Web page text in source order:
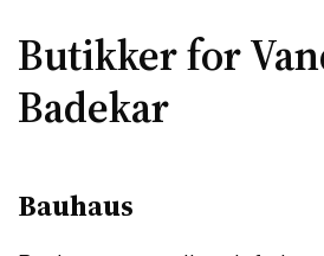
Butikker for
Badekar
Bauhaus